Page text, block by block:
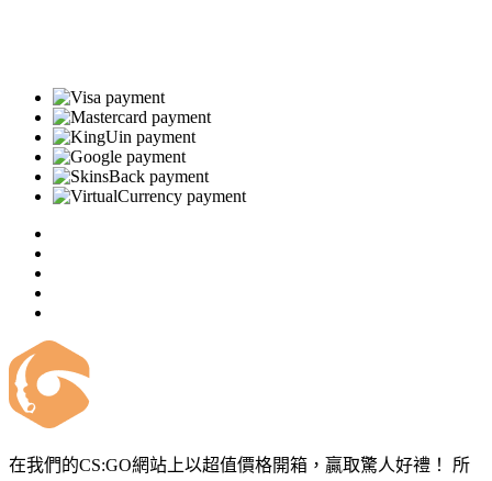
在我們的CS:GO網站上以超值價格開箱，贏取驚人好禮！ 所